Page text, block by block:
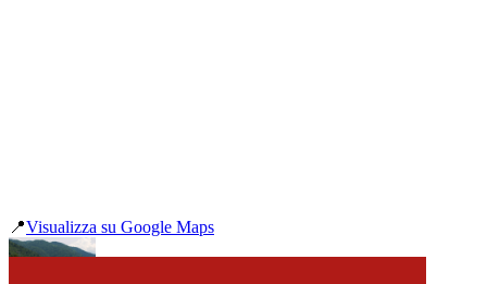
📍Visualizza su Google Maps